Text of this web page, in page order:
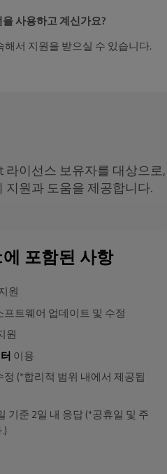
사용하고 계신가요?
해서 지원을 받으실 수 있습니다.
라이선스 보유자를 대상으로,
지원과 도움을 제공합니다.
포함된 사항
원
트웨어 업데이트 및 수정
원
이용
(*합리적 범위 내에서 제공됩
기준 2일 내 응답 (*공휴일 및 주